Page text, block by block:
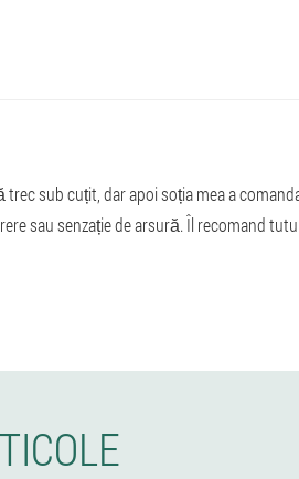
sub cuțit, dar apoi soția mea a
sau senzație de arsură. Îl recomand